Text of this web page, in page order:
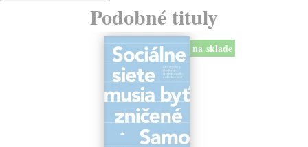
Podobné tituly
na sklade